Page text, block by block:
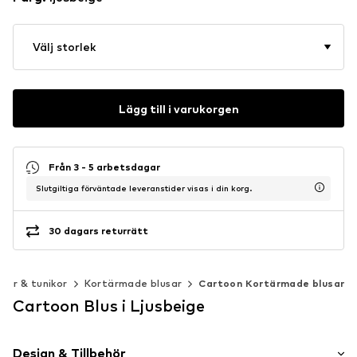
Välj storlek
Lägg till i varukorgen
Från 3 - 5 arbetsdagar
Slutgiltiga förväntade leveranstider visas i din korg.
30 dagars returrätt
& tunikor Kortärmade blusar Cartoon Kortärmade blusar
Cartoon Blus i Ljusbeige
Design & Tillbehör